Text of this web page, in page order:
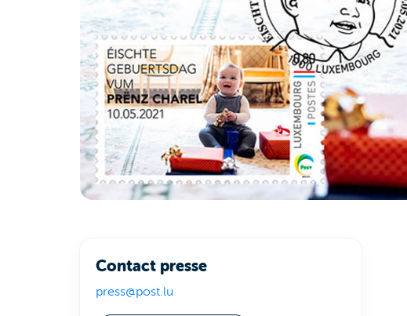
Contact presse
press@post.lu